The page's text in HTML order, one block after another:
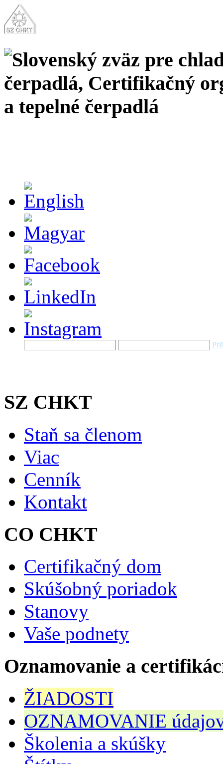
SZ CHKT
Staň sa členom
Viac
Cenník
Kontakt
CO CHKT
Certifikačný dom
Skúšobný poriadok
Stanovy
Vaše podnety
Oznamovanie a
ŽIADOSTI
OZNAMOVANIE
Školenia a skúšky